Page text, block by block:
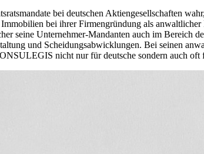
bei deutschen Aktiengesellschaften
bei ihrer Firmengründung als
seine Unternehmer-Mandanten auch im Bereich
und Scheidungsabwicklungen. Bei seinen
nicht nur für deutsche sondern auch oft